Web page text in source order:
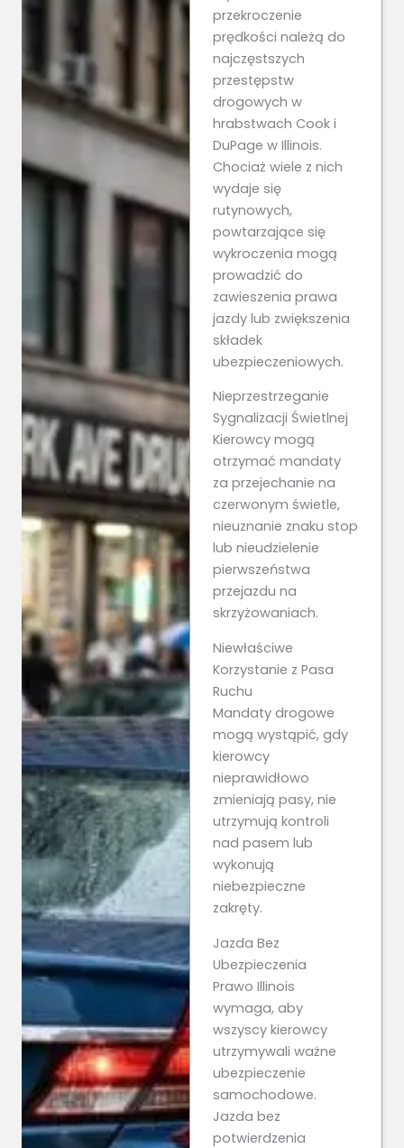
przekroczenie
prędkości należą do
najczęstszych
przestępstw
drogowych w
hrabstwach Cook i
DuPage w Illinois.
Chociaż wiele z nich
wydaje się
rutynowych,
powtarzające się
wykroczenia mogą
prowadzić do
zawieszenia prawa
jazdy lub zwiększenia
składek
ubezpieczeniowych.
Nieprzestrzeganie
Sygnalizacji Świetlnej
Kierowcy mogą
otrzymać mandaty
za przejechanie na
czerwonym świetle,
nieuznanie znaku stop
lub nieudzielenie
pierwszeństwa
przejazdu na
skrzyżowaniach.
Niewłaściwe
Korzystanie z Pasa
Ruchu
Mandaty drogowe
mogą wystąpić, gdy
kierowcy
nieprawidłowo
zmieniają pasy, nie
utrzymują kontroli
nad pasem lub
wykonują
niebezpieczne
zakręty.
Jazda Bez
Ubezpieczenia
Prawo Illinois
wymaga, aby
wszyscy kierowcy
utrzymywali ważne
ubezpieczenie
samochodowe.
Jazda bez
potwierdzenia